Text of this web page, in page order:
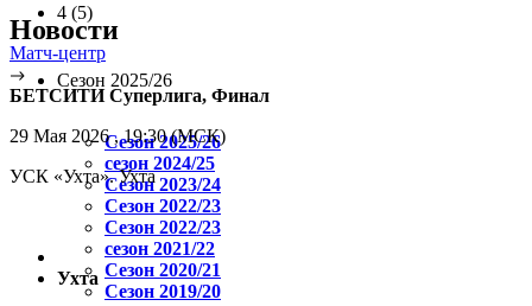
Новости
Сезон 2025/26
Сезон 2025/26
сезон 2024/25
Сезон 2023/24
Сезон 2022/23
Сезон 2022/23
сезон 2021/22
Сезон 2020/21
Сезон 2019/20
4 (5)
Матч-центр
БЕТСИТИ Суперлига, Финал
29 Мая 2026 , 19:30 (МСК)
УСК «Ухта». Ухта
Ухта